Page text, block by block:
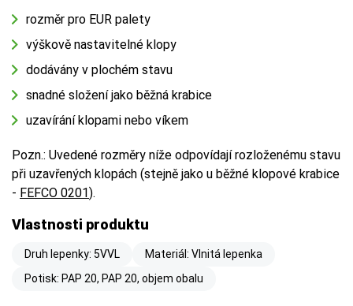
rozměr pro EUR palety
výškově nastavitelné klopy
dodávány v plochém stavu
snadné složení jako běžná krabice
uzavírání klopami nebo víkem
Pozn.: Uvedené rozměry níže odpovídají rozloženému stavu
při uzavřených klopách (stejně jako u běžné klopové krabice
- FEFCO 0201).
Vlastnosti produktu
Druh lepenky: 5VVL
Materiál: Vlnitá lepenka
Potisk: PAP 20, PAP 20, objem obalu